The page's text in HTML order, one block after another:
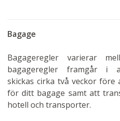
Bagage
Bagageregler varierar
bagageregler framgår i
skickas cirka två veckor före
för ditt bagage samt att
hotell och transporter.